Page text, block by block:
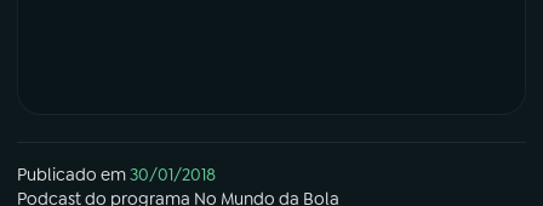
Publicado em30/01/2018
Podcastdo programa No Mundo da Bola